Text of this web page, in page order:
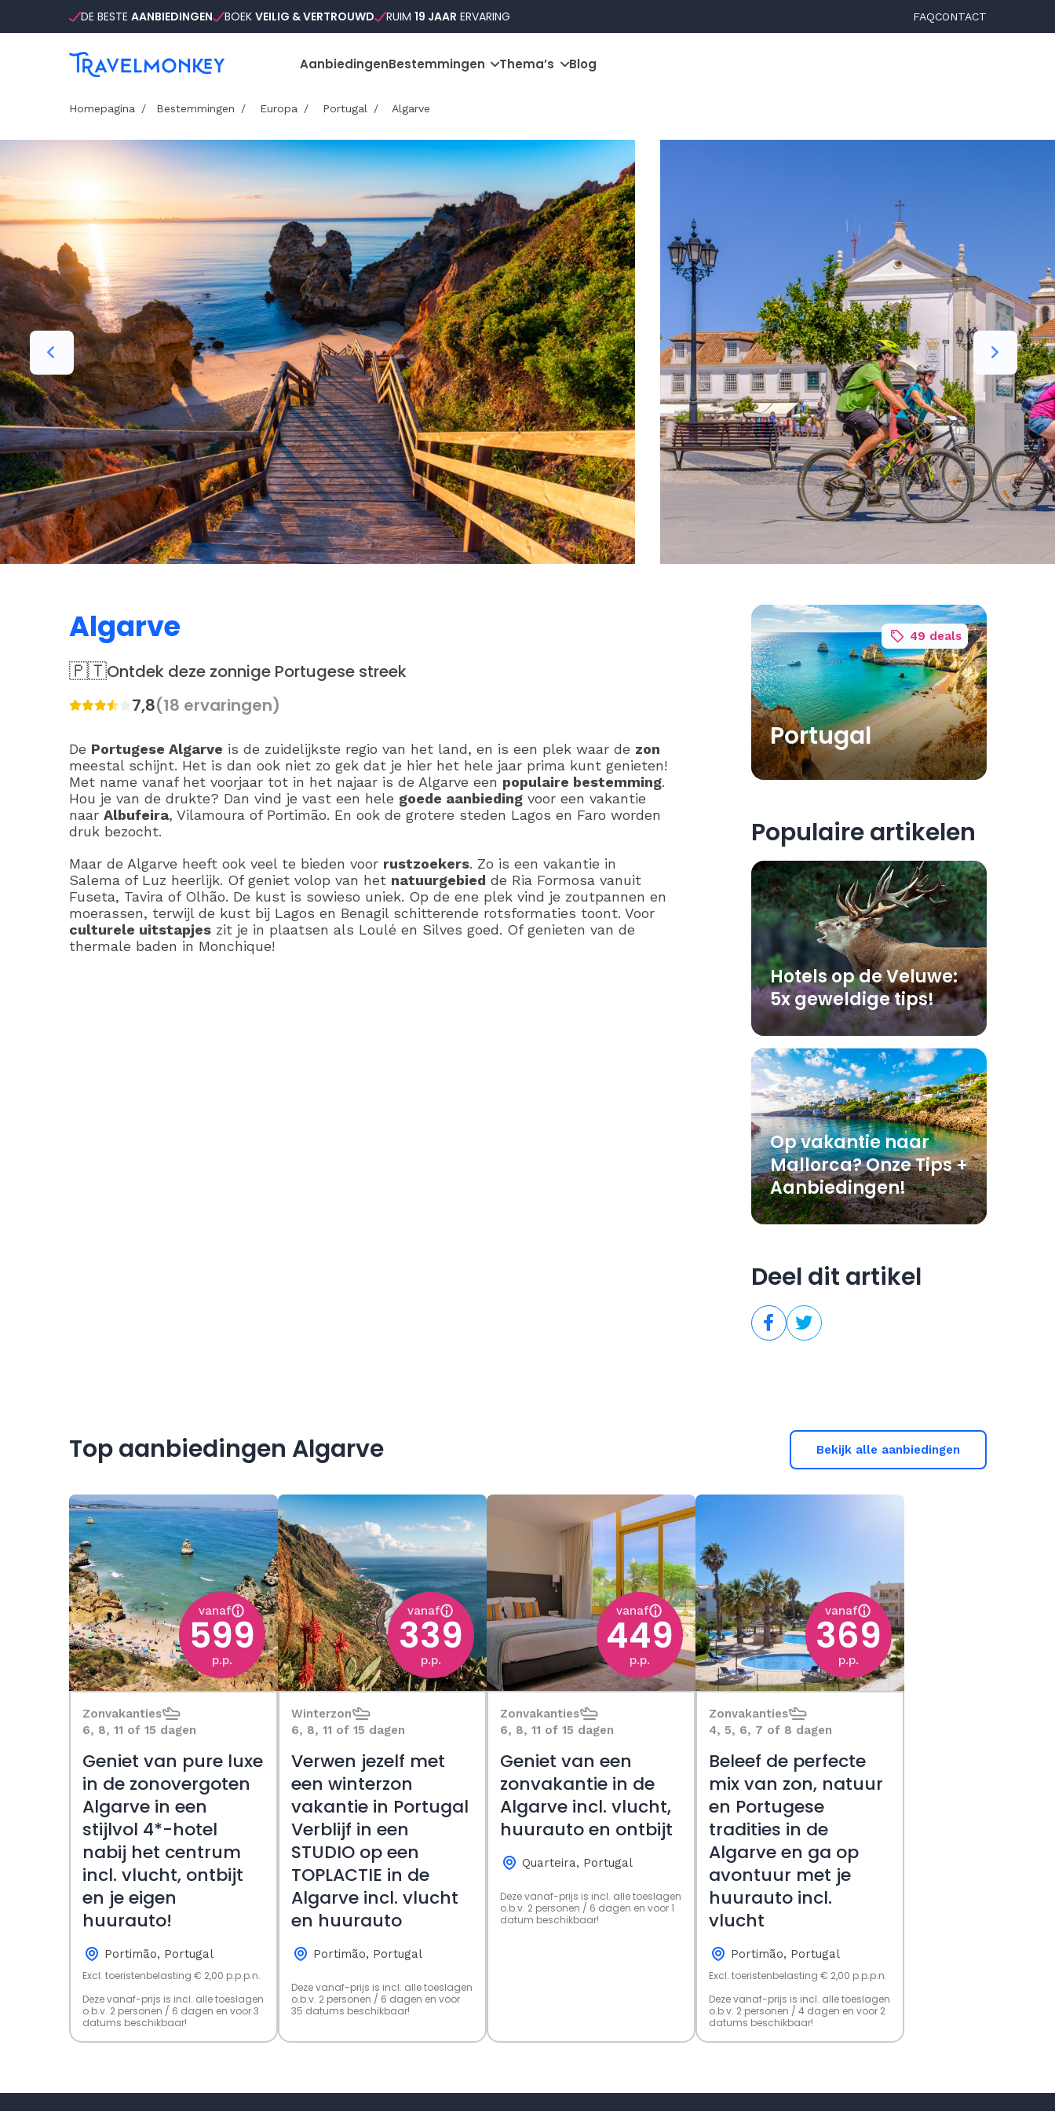
DE BESTE AANBIEDINGEN BOEK VEILIG & VERTROUWD RUIM 19 JAAR ERVARING FAQCONTACT
AanbiedingenBestemmingen Thema’s Blog
Homepagina Bestemmingen Europa Portugal Algarve
Algarve
🇵🇹Ontdek deze zonnige Portugese streek
7,8(18 ervaringen)
De Portugese Algarve is de zuidelijkste regio van het land, en is een plek waar de zon
meestal schijnt. Het is dan ook niet zo gek dat je hier het hele jaar prima kunt genieten!
Met name vanaf het voorjaar tot in het najaar is de Algarve een populaire bestemming.
Hou je van de drukte? Dan vind je vast een hele goede aanbiedingvoor een vakantie
naar Albufeira, Vilamoura of Portimão. En ook de grotere steden Lagos en Faro worden
druk bezocht.
Maar de Algarve heeft ook veel te bieden voor rustzoekers. Zo is een vakantie in
Salema of Luz heerlijk. Of geniet volop van het natuurgebied de Ria Formosa vanuit
Fuseta, Tavira of Olhão. De kust is sowieso uniek. Op de ene plek vind je zoutpannen en
moerassen, terwijl de kust bij Lagos en Benagil schitterende rotsformaties toont. Voor
culturele uitstapjeszit je in plaatsen als Loulé en Silves goed. Of genieten van de
thermale baden in Monchique!
49 deals
Portugal
Populaire artikelen
Hotels op de Veluwe:
5x geweldige tips!
Op vakantie naar
Mallorca? Onze Tips +
Aanbiedingen!
Deel dit artikel
Top aanbiedingen Algarve Bekijk alle aanbiedingen
vanaf
599
p.p.
Zonvakanties
6, 8, 11 of 15 dagen
Geniet van pure luxe
in de zonovergoten
Algarve in een
stijlvol 4*-hotel
nabij het centrum
incl. vlucht, ontbijt
en je eigen
huurauto!
Portimão, Portugal
Excl. toeristenbelasting € 2,00 p.p.p.n.
Deze vanaf-prijs is incl. alle toeslagen
o.b.v. 2 personen / 6 dagen en voor 3
datums beschikbaar!
vanaf
339
p.p.
Winterzon
6, 8, 11 of 15 dagen
Verwen jezelf met
een winterzon
vakantie in Portugal
Verblijf in een
STUDIO op een
TOPLACTIE in de
Algarve incl. vlucht
en huurauto
Portimão, Portugal
Deze vanaf-prijs is incl. alle toeslagen
o.b.v. 2 personen / 6 dagen en voor
35 datums beschikbaar!
vanaf
449
p.p.
Zonvakanties
6, 8, 11 of 15 dagen
Geniet van een
zonvakantie in de
Algarve incl. vlucht,
huurauto en ontbijt
Quarteira, Portugal
Deze vanaf-prijs is incl. alle toeslagen
o.b.v. 2 personen / 6 dagen en voor 1
datum beschikbaar!
vanaf
369
p.p.
Zonvakanties
4, 5, 6, 7 of 8 dagen
Beleef de perfecte
mix van zon, natuur
en Portugese
tradities in de
Algarve en ga op
avontuur met je
huurauto incl.
vlucht
Portimão, Portugal
Excl. toeristenbelasting € 2,00 p.p.p.n.
Deze vanaf-prijs is incl. alle toeslagen
o.b.v. 2 personen / 4 dagen en voor 2
datums beschikbaar!